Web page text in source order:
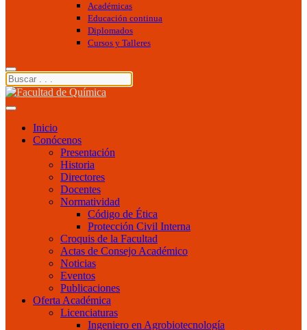
Académicas
Educación continua
Diplomados
Cursos y Talleres
Inicio
Conócenos
Presentación
Historia
Directores
Docentes
Normatividad
Código de Ética
Protección Civil Interna
Croquis de la Facultad
Actas de Consejo Académico
Noticias
Eventos
Publicaciones
Oferta Académica
Licenciaturas
Ingeniero en Agrobiotecnología